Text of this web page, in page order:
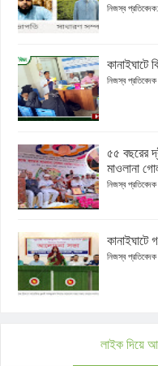
নিজস্ব
নিজস্ব
৫৫ বছরের
মাওলানা
নিজস্ব
নিজস্ব
লাইক দিয়ে